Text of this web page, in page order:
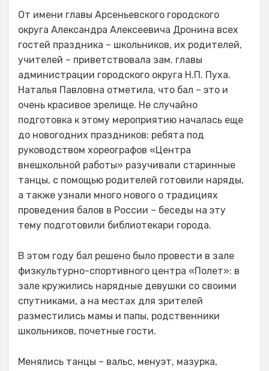
От имени главы Арсеньевского городского
округа Александра Алексеевича Дронина всех
гостей праздника – школьников, их родителей,
учителей – приветствовала зам. главы
администрации городского округа Н.П. Пуха.
Наталья Павловна отметила, что бал – это и
очень красивое зрелище. Не случайно
подготовка к этому мероприятию началась еще
до новогодних праздников: ребята под
руководством хореографов «Центра
внешкольной работы» разучивали старинные
танцы, с помощью родителей готовили наряды,
а также узнали много нового о традициях
проведения балов в России – беседы на эту
тему подготовили библиотекари города.
В этом году бал решено было провести в зале
физкультурно-спортивного центра «Полет»: в
зале кружились нарядные девушки со своими
спутниками, а на местах для зрителей
разместились мамы и папы, родственники
школьников, почетные гости.
Менялись танцы – вальс, менуэт, мазурка,